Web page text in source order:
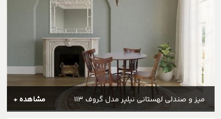
مشاهده + میز و صندلی لهستانی نیلپر مدل گروف 113